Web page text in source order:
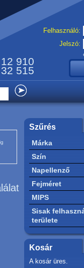
910
515
Felhasználó:
Jelszó:
Szűrés
Márka
Szín
Napellenző
Fejméret
MIPS
Sisak
területe
Kosár
A kosár üres.